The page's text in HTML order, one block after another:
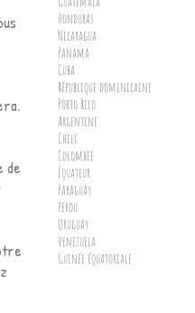
de
Honduras
Nicaragua
Panama
Cuba
République dominicaine
Porto Rico
Argentine
Chili
Colombie
Équateur
Paraguay
Pérou
Uruguay
Venezuela
Guinée équatoriale